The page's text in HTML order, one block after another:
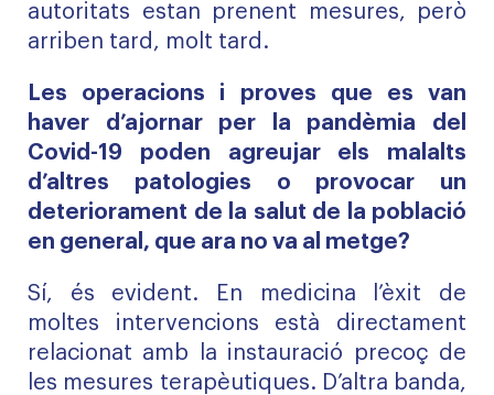
autoritats estan prenent mesures, però
arriben tard, molt tard.
Les operacions i proves que es van
haver d’ajornar per la pandèmia del
Covid-19 poden agreujar els malalts
d’altres patologies o provocar un
deteriorament de la salut de la població
en general, que ara no va al metge?
Sí, és evident. En medicina l’èxit de
moltes intervencions està directament
relacionat amb la instauració precoç de
les mesures terapèutiques. D’altra banda,